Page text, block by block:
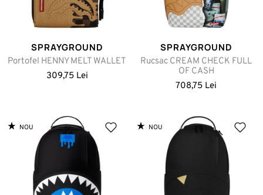
SPRAYGROUND
Portofel HENNY MELT WALLET
309,75 Lei
SPRAYGROUND
Rucsac CREAM CHECK FULL
OF CASH
708,75 Lei
NOU NOU